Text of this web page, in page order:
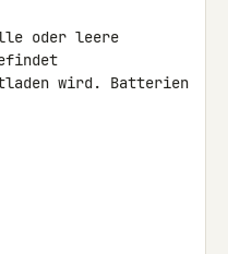
oder leere
wird. Batterien